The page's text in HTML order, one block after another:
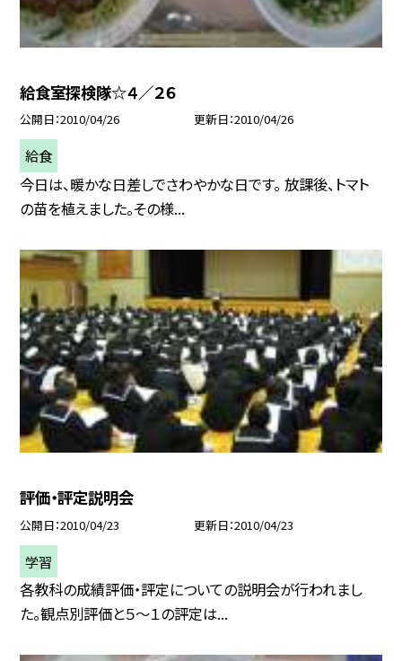
給食室探検隊☆４／２６
公開日 2010/04/26 更新日 2010/04/26
給食
今日は、暖かな日差しでさわやかな日です。 放課後、トマト
の苗を植えました。その様...
評価・評定説明会
公開日 2010/04/23 更新日 2010/04/23
学習
各教科の成績評価・評定についての説明会が行われまし
た。観点別評価と５〜１の評定は...